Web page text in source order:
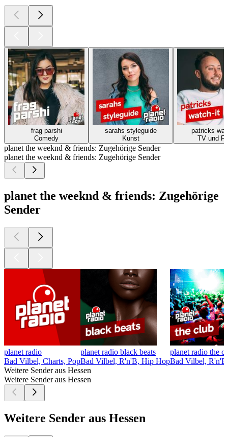
frag parshi
Comedy
sarahs styleguide
Kunst
patricks
TV und
planet the weeknd & friends: Zugehörige Sender
planet the weeknd & friends: Zugehörige Sender
planet the weeknd & friends: Zugehörige
Sender
planet radio
Bad Vilbel, Charts, Pop
planet radio black beats
Bad Vilbel, R'n'B, Hip Hop
planet radio the
Bad Vilbel,
Weitere Sender aus Hessen
Weitere Sender aus Hessen
Weitere Sender aus Hessen